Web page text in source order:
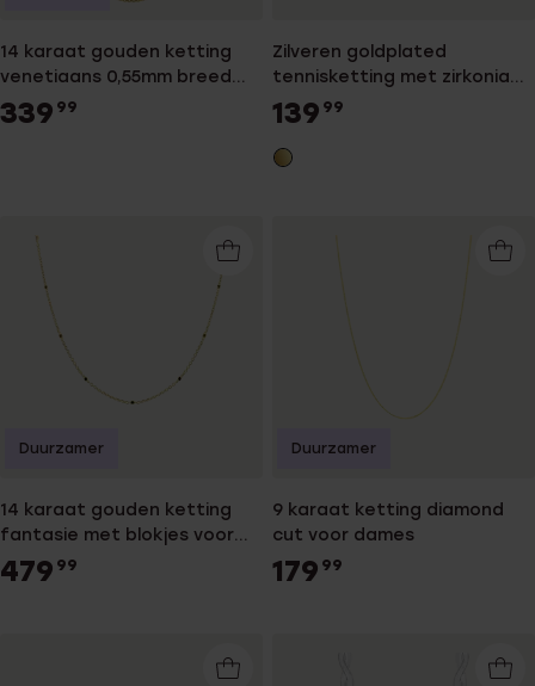
14 karaat gouden ketting
venetiaans 0,55mm breed
voor dames
339 99
Zilveren goldplated
tennisketting met zirkonia
voor dames
139 99
14 karaat gouden ketting
fantasie met blokjes voor
dames
479 99
Duurzamer
9 karaat ketting diamond
cut voor dames
179 99
Duurzamer